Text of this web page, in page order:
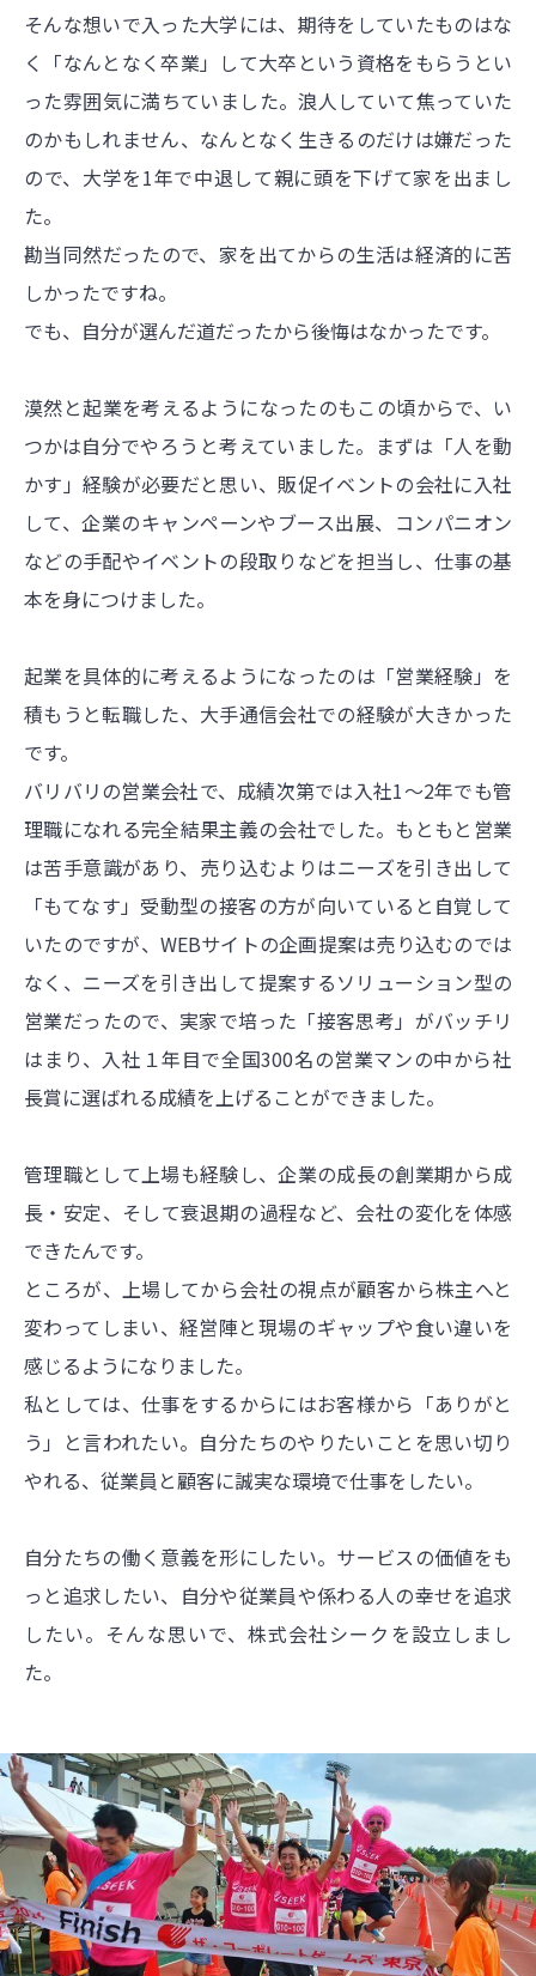
そんな想いで入った大学には、期待をしていたものはな
く「なんとなく卒業」して大卒という資格をもらうとい
った雰囲気に満ちていました。浪人していて焦っていた
のかもしれません、なんとなく生きるのだけは嫌だった
ので、大学を1年で中退して親に頭を下げて家を出まし
た。
勘当同然だったので、家を出てからの生活は経済的に苦
しかったですね。
でも、自分が選んだ道だったから後悔はなかったです。
漠然と起業を考えるようになったのもこの頃からで、い
つかは自分でやろうと考えていました。まずは「人を動
かす」経験が必要だと思い、販促イベントの会社に入社
して、企業のキャンペーンやブース出展、コンパニオン
などの手配やイベントの段取りなどを担当し、仕事の基
本を身につけました。
起業を具体的に考えるようになったのは「営業経験」を
積もうと転職した、大手通信会社での経験が大きかった
です。
バリバリの営業会社で、成績次第では入社1～2年でも管
理職になれる完全結果主義の会社でした。もともと営業
は苦手意識があり、売り込むよりはニーズを引き出して
「もてなす」受動型の接客の方が向いていると自覚して
いたのですが、WEBサイトの企画提案は売り込むのでは
なく、ニーズを引き出して提案するソリューション型の
営業だったので、実家で培った「接客思考」がバッチリ
はまり、入社１年目で全国300名の営業マンの中から社
長賞に選ばれる成績を上げることができました。
管理職として上場も経験し、企業の成長の創業期から成
長・安定、そして衰退期の過程など、会社の変化を体感
できたんです。
ところが、上場してから会社の視点が顧客から株主へと
変わってしまい、経営陣と現場のギャップや食い違いを
感じるようになりました。
私としては、仕事をするからにはお客様から「ありがと
う」と言われたい。自分たちのやりたいことを思い切り
やれる、従業員と顧客に誠実な環境で仕事をしたい。
自分たちの働く意義を形にしたい。サービスの価値をも
っと追求したい、自分や従業員や係わる人の幸せを追求
したい。そんな思いで、株式会社シークを設立しまし
た。